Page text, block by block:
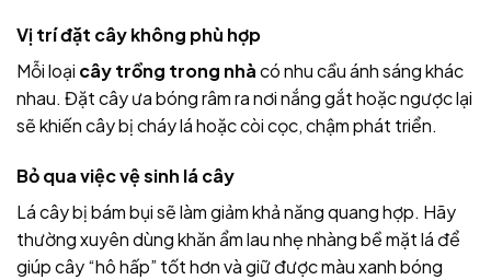
Vị trí đặt cây không phù hợp
Mỗi loại cây trồng trong nhàcó nhu cầu ánh sáng khác
nhau. Đặt cây ưa bóng râm ra nơi nắng gắt hoặc ngược lại
sẽ khiến cây bị cháy lá hoặc còi cọc, chậm phát triển.
Bỏ qua việc vệ sinh lá cây
Lá cây bị bám bụi sẽ làm giảm khả năng quang hợp. Hãy
thường xuyên dùng khăn ẩm lau nhẹ nhàng bề mặt lá để
giúp cây “hô hấp” tốt hơn và giữ được màu xanh bóng